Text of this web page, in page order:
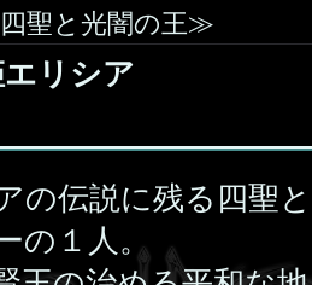
聖と光闇の王≫
リシア
の伝説に残る四聖
の１人。